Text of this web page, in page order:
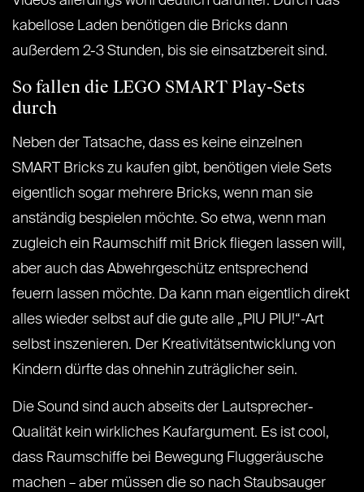
kabellose Laden benötigen die Bricks dann
außerdem 2-3 Stunden, bis sie einsatzbereit sind.
So fallen die LEGO SMART Play-Sets
durch
Neben der Tatsache, dass es keine einzelnen
SMART Bricks zu kaufen gibt, benötigen viele Sets
eigentlich sogar mehrere Bricks, wenn man sie
anständig bespielen möchte. So etwa, wenn man
zugleich ein Raumschiff mit Brick fliegen lassen will,
aber auch das Abwehrgeschütz entsprechend
feuern lassen möchte. Da kann man eigentlich direkt
alles wieder selbst auf die gute alle „PIU PIU!“-Art
selbst inszenieren. Der Kreativitätsentwicklung von
Kindern dürfte das ohnehin zuträglicher sein.
Die Sound sind auch abseits der Lautsprecher-
Qualität kein wirkliches Kaufargument. Es ist cool,
dass Raumschiffe bei Bewegung Fluggeräusche
machen – aber müssen die so nach Staubsauger